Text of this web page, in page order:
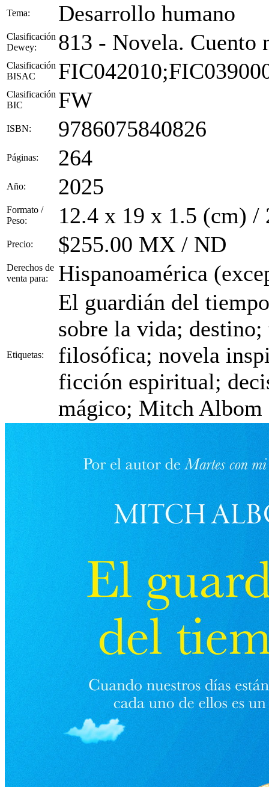
Tema: Desarrollo humano
Clasificación
Dewey:
813 - Novela. Cuento
Clasificación
BISAC
Clasificación
BIC
FW
ISBN: 9786075840826
Páginas: 264
Año: 2025
Formato /
Peso:
12.4 x 19 x 1.5 (cm) /
Precio: $255.00 MX / ND
Derechos de
venta para:
Hispanoamérica
Etiquetas:
El guardián del
sobre la vida;
filosófica; novela
ficción espiritual;
mágico; Mitch Albom